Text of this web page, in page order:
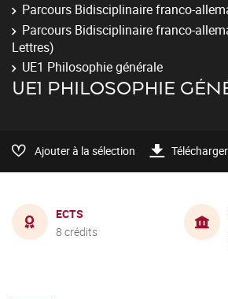
Parcours Bidisciplinaire franco-
Parcours Bidisciplinaire franco-
Lettres)
UE1 Philosophie générale
UE1 PHILOSOPHIE
Ajouter à la sélection Télécharger
ECTS
8 crédits